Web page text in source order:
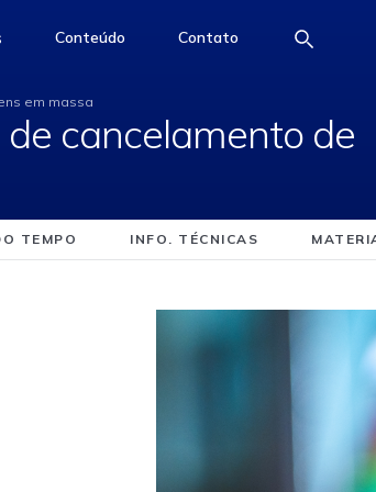
de
page access-the-page
Conteúdo access-the-page
Contato
em massa
cancelamento de
TEMPO INFO. TÉCNICAS